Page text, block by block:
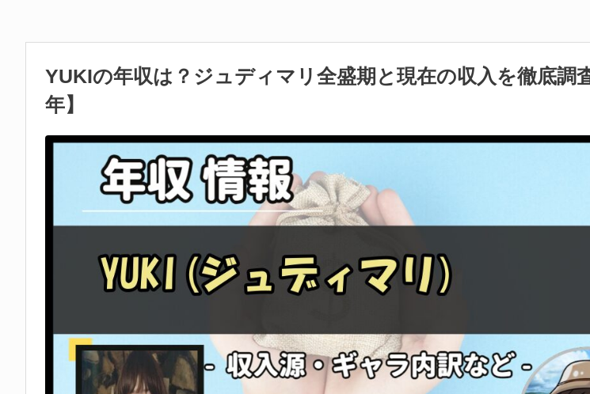
YUKIの年収は？ジュディマリ全盛期と現在の収入を徹底調
年】